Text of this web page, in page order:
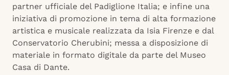
partner ufficiale del Padiglione Italia; e infine una
iniziativa di promozione in tema di alta formazione
artistica e musicale realizzata da Isia Firenze e dal
Conservatorio Cherubini; messa a disposizione di
materiale in formato digitale da parte del Museo
Casa di Dante.